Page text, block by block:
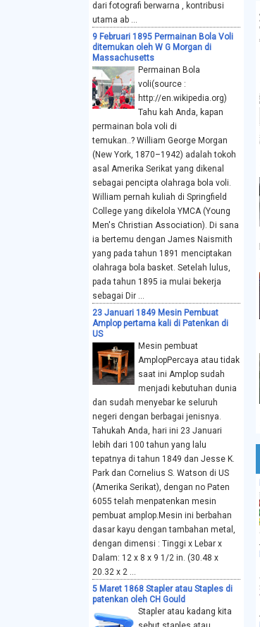
dari fotografi berwarna , kontribusi
utama ab ...
9 Februari 1895 Permainan Bola Voli
ditemukan oleh W G Morgan di
Massachusetts
Permainan Bola
voli(source :
http://en.wikipedia.org)
Tahu kah Anda, kapan
permainan bola voli di
temukan..? William George Morgan
(New York, 1870–1942) adalah tokoh
asal Amerika Serikat yang dikenal
sebagai pencipta olahraga bola voli.
William pernah kuliah di Springfield
College yang dikelola YMCA (Young
Men's Christian Association). Di sana
ia bertemu dengan James Naismith
yang pada tahun 1891 menciptakan
olahraga bola basket. Setelah lulus,
pada tahun 1895 ia mulai bekerja
sebagai Dir ...
23 Januari 1849 Mesin Pembuat
Amplop pertama kali di Patenkan di
US
Mesin pembuat
AmplopPercaya atau tidak
saat ini Amplop sudah
menjadi kebutuhan dunia
dan sudah menyebar ke seluruh
negeri dengan berbagai jenisnya.
Tahukah Anda, hari ini 23 Januari
lebih dari 100 tahun yang lalu
tepatnya di tahun 1849 dan Jesse K.
Park dan Cornelius S. Watson di US
(Amerika Serikat), dengan no Paten
6055 telah menpatenkan mesin
pembuat amplop.Mesin ini berbahan
dasar kayu dengan tambahan metal,
dengan dimensi : Tinggi x Lebar x
Dalam: 12 x 8 x 9 1/2 in. (30.48 x
20.32 x 2 ...
5 Maret 1868 Stapler atau Staples di
patenkan oleh CH Gould
Stapler atau kadang kita